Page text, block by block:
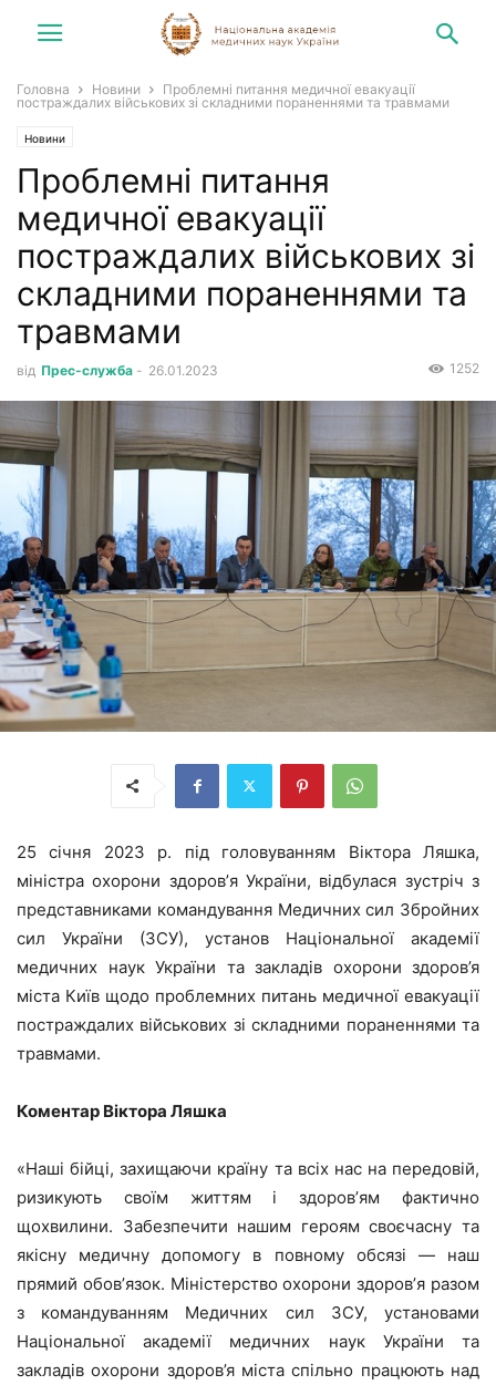
Головна Новини
Проблемні питання медичної евакуації
постраждалих військових зі складними пораненнями та травмами
Новини
Проблемні питання
медичної евакуації
постраждалих військових зі
складними пораненнями та
травмами
від Прес-служба - 26.01.2023 1252
25 січня 2023 р. під головуванням Віктора Ляшка,
міністра охорони здоровʼя України, відбулася зустріч з
представниками командування Медичних сил Збройних
сил України (ЗСУ), установ Національної академії
медичних наук України та закладів охорони здоров’я
міста Київ щодо проблемних питань медичної евакуації
постраждалих військових зі складними пораненнями та
травмами.
Коментар Віктора Ляшка
«Наші бійці, захищаючи країну та всіх нас на передовій,
ризикують своїм життям і здоровʼям фактично
щохвилини. Забезпечити нашим героям своєчасну та
якісну медичну допомогу в повному обсязі — наш
прямий обовʼязок. Міністерство охорони здоровʼя разом
з командуванням Медичних сил ЗСУ, установами
Національної академії медичних наук України та
закладів охорони здоров’я міста спільно працюють над